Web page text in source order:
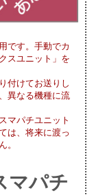
です。手動でカ
スユニット」を
付けてお送りし
異なる機種に流
マパチユニット
は、将来に渡っ
。
マパチ